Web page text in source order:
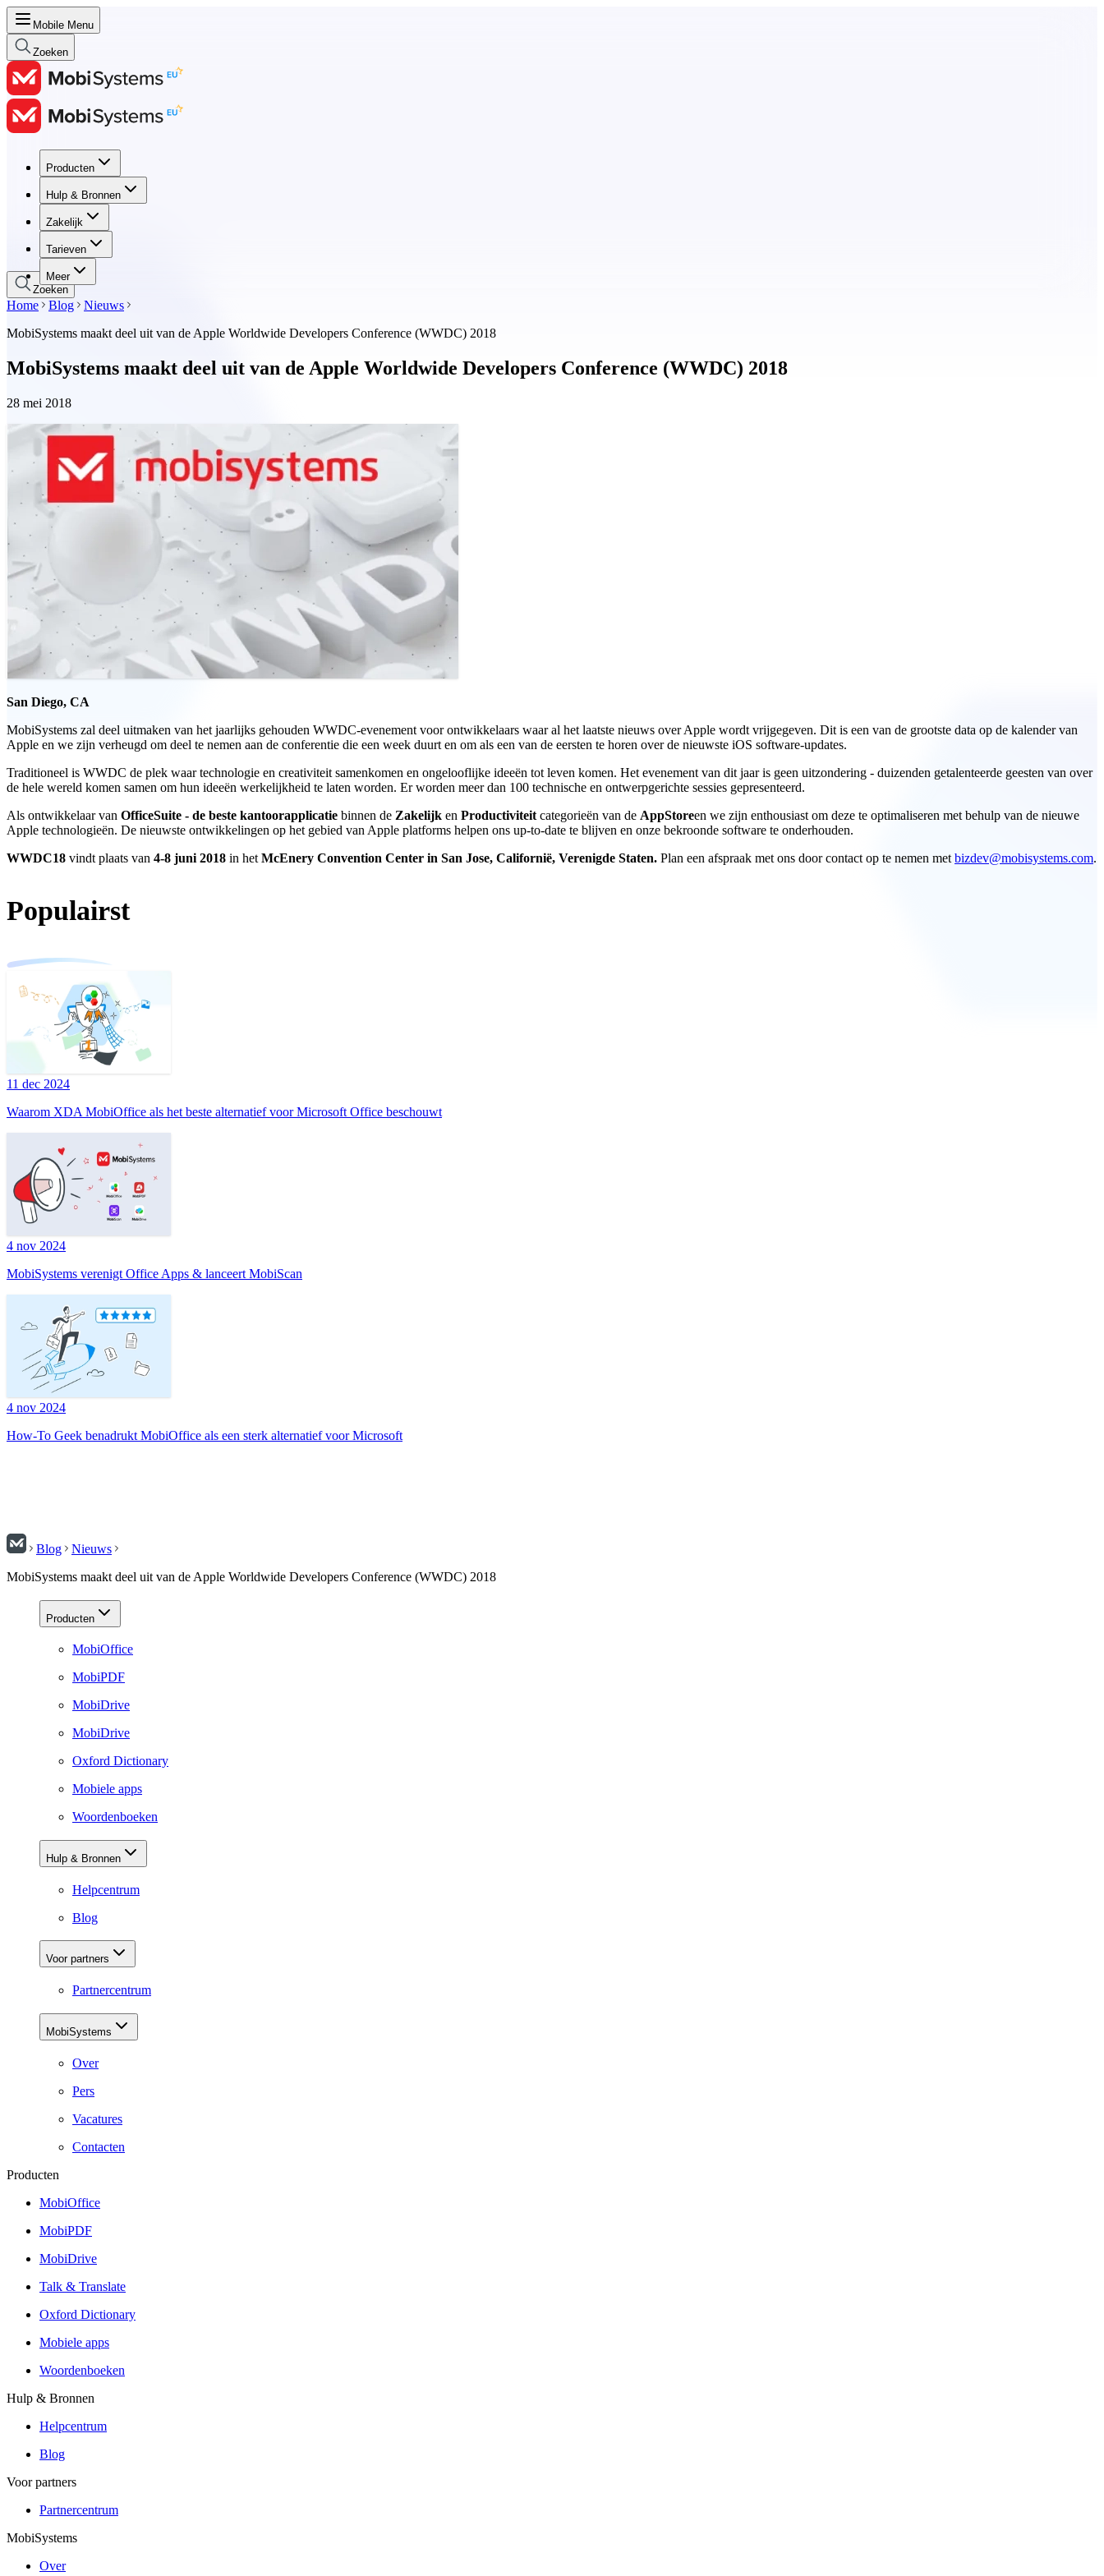
Mobile Menu
Zoeken
Producten
Hulp & Bronnen
Zakelijk
Tarieven
Meer
Producten
Hulp & Bronnen
Zakelijk
Tarieven
Zoeken
Home Blog
Nieuws
MobiSystems maakt deel uit van de Apple Worldwide Developers Conference (WWDC) 2018
MobiSystems maakt deel uit van de Apple Worldwide Developers Conference (WWDC) 2018
28 mei 2018
San Diego, CA
MobiSystems zal deel uitmaken van het jaarlijks gehouden WWDC-evenement voor ontwikkelaars waar al het laatste nieuws over Apple wordt vrijgegeven. Dit is een van de grootste data op de kalender van
Apple en we zijn verheugd om deel te nemen aan de conferentie die een week duurt en om als een van de eersten te horen over de nieuwste iOS software-updates.
Traditioneel is WWDC de plek waar technologie en creativiteit samenkomen en ongelooflijke ideeën tot leven komen. Het evenement van dit jaar is geen uitzondering - duizenden getalenteerde geesten van over
de hele wereld komen samen om hun ideeën werkelijkheid te laten worden. Er worden meer dan 100 technische en ontwerpgerichte sessies gepresenteerd.
Als ontwikkelaar van OfficeSuite - de beste kantoorapplicatie binnen de Zakelijk en Productiviteit categorieën van de AppStoreen we zijn enthousiast om deze te optimaliseren met behulp van de nieuwe
Apple technologieën. De nieuwste ontwikkelingen op het gebied van Apple platforms helpen ons up-to-date te blijven en onze bekroonde software te onderhouden.
WWDC18 vindt plaats van 4-8 juni 2018 in het McEnery Convention Center in San Jose, Californië, Verenigde Staten. Plan een afspraak met ons door contact op te nemen met bizdev@mobisystems.com.
Populairst
11 dec 2024
Waarom XDA MobiOffice als het beste alternatief voor Microsoft Office beschouwt
4 nov 2024
MobiSystems verenigt Office Apps & lanceert MobiScan
4 nov 2024
How-To Geek benadrukt MobiOffice als een sterk alternatief voor Microsoft
Blog
Nieuws
MobiSystems maakt deel uit van de Apple Worldwide Developers Conference (WWDC) 2018
Producten
MobiOffice
MobiPDF
MobiDrive
MobiDrive
Oxford Dictionary
Mobiele apps
Woordenboeken
Hulp & Bronnen
Helpcentrum
Blog
Voor partners
Partnercentrum
MobiSystems
Over
Pers
Vacatures
Contacten
Producten
MobiOffice
MobiPDF
MobiDrive
Talk & Translate
Oxford Dictionary
Mobiele apps
Woordenboeken
Hulp & Bronnen
Helpcentrum
Blog
Voor partners
Partnercentrum
MobiSystems
Over